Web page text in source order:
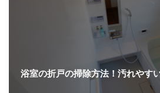
浴室の折戸の掃除方法！汚れやす